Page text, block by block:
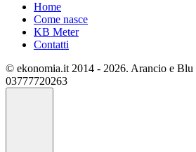
Home
Come nasce
KB Meter
Contatti
© ekonomia.it 2014 - 2026. Arancio e Blu
03777720263